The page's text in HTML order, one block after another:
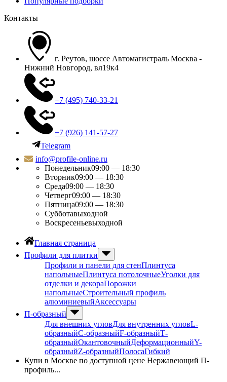
Контакты
г. Реутов, шоссе Автомагистраль Москва -
Нижний Новгород, вл19к4
+7 (495) 740-33-21
+7 (926) 141-57-27
Telegram
info@profile-online.ru
Понедельник09:00 — 18:30
Вторник09:00 — 18:30
Среда09:00 — 18:30
Четверг09:00 — 18:30
Пятница09:00 — 18:30
Субботавыходной
Воскресеньевыходной
Главная страница
Профили для плитки
Профили и панели для стенПлинтуса
напольныеПлинтуса потолочныеУголки для
отделки и декораПорожки
напольныеСтроительный профиль
алюминиевыйАксессуары
П-образный
Для внешних угловДля внутренних угловL-
образныйС-образныйF-образныйТ-
образныйОкантовочныйДеформационныйY-
образныйZ-образныйПолосаГибкий
Купи в Москве по доступной цене Нержавеющий П-
профиль...